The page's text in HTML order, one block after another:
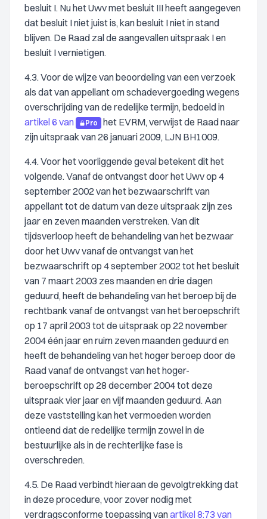
besluit I. Nu het Uwv met besluit III heeft aangegeven
dat besluit I niet juist is, kan besluit I niet in stand
blijven. De Raad zal de aangevallen uitspraak I en
besluit I vernietigen.
4.3. Voor de wijze van beoordeling van een verzoek
als dat van appellant om schadevergoeding wegens
overschrijding van de redelijke termijn, bedoeld in
artikel 6 van
Pro
het EVRM, verwijst de Raad naar
zijn uitspraak van 26 januari 2009, LJN BH1009.
4.4. Voor het voorliggende geval betekent dit het
volgende. Vanaf de ontvangst door het Uwv op 4
september 2002 van het bezwaarschrift van
appellant tot de datum van deze uitspraak zijn zes
jaar en zeven maanden verstreken. Van dit
tijdsverloop heeft de behandeling van het bezwaar
door het Uwv vanaf de ontvangst van het
bezwaarschrift op 4 september 2002 tot het besluit
van 7 maart 2003 zes maanden en drie dagen
geduurd, heeft de behandeling van het beroep bij de
rechtbank vanaf de ontvangst van het beroepschrift
op 17 april 2003 tot de uitspraak op 22 november
2004 één jaar en ruim zeven maanden geduurd en
heeft de behandeling van het hoger beroep door de
Raad vanaf de ontvangst van het hoger-
beroepschrift op 28 december 2004 tot deze
uitspraak vier jaar en vijf maanden geduurd. Aan
deze vaststelling kan het vermoeden worden
ontleend dat de redelijke termijn zowel in de
bestuurlijke als in de rechterlijke fase is
overschreden.
4.5. De Raad verbindt hieraan de gevolgtrekking dat
in deze procedure, voor zover nodig met
verdragsconforme toepassing vanartikel 8:73 van